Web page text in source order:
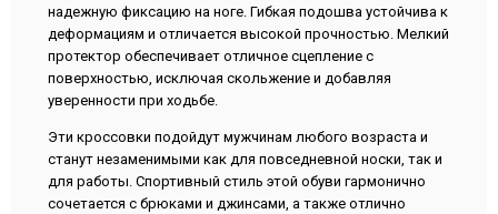
надежную фиксацию на ноге. Гибкая подошва устойчива к
деформациям и отличается высокой прочностью. Мелкий
протектор обеспечивает отличное сцепление с
поверхностью, исключая скольжение и добавляя
уверенности при ходьбе.
Эти кроссовки подойдут мужчинам любого возраста и
станут незаменимыми как для повседневной носки, так и
для работы. Спортивный стиль этой обуви гармонично
сочетается с брюками и джинсами, а также отлично